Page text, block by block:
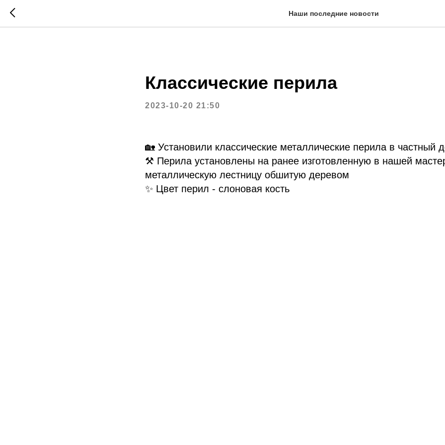
Наши последние новости
Классические перила
2023-10-20 21:50
🏡 Установили классические металлические перила в частный
⚒ Перила установлены на ранее изготовленную в нашей
металлическую лестницу обшитую деревом
✨ Цвет перил - слоновая кость